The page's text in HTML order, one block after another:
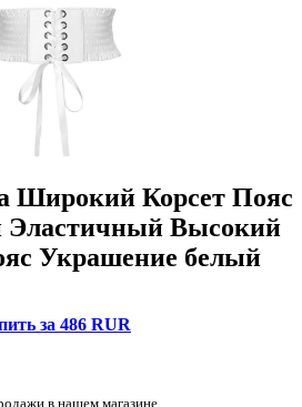
Широкий Корсет Пояс
Эластичный Высокий
Украшение белый
за 486 RUR
в нашем магазине.